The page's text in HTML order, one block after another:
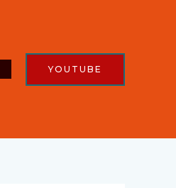
YOUTUBE